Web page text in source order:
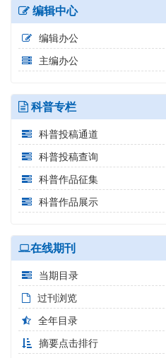
编辑中心
编辑办公
主编办公
科普专栏
科普投稿通道
科普投稿查询
科普作品征集
科普作品展示
在线期刊
当期目录
过刊浏览
全年目录
摘要点击排行